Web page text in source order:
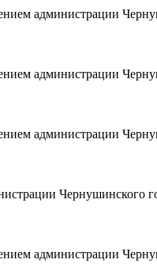
администрации
администрации
администрации
Чернушинского
администрации